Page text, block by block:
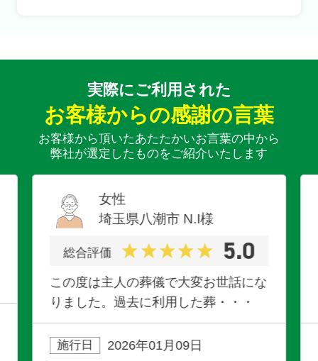
実際にご利用された
お客様からの感謝の言葉
お客様から頂いたあたたかいお言葉の中から
弊社が選定したものをご紹介いたします
女性
埼玉県八潮市 N.I様
総合評価 5.0
この度は主人の葬儀で大変お世話にな
りました。過去に利用した葬・・・
施行日 2026年01月09日